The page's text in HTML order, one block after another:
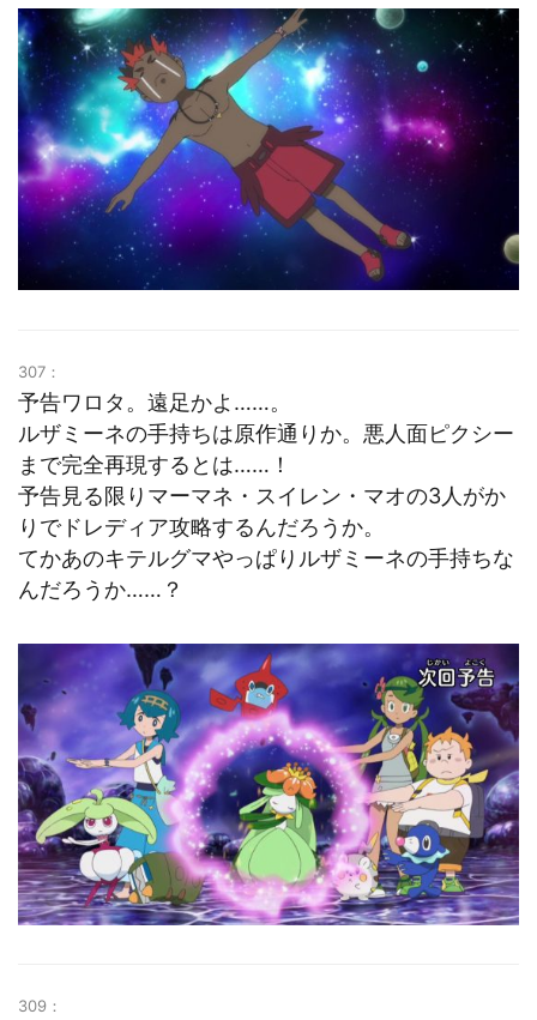
307：
予告ワロタ。遠足かよ……。
ルザミーネの手持ちは原作通りか。悪人面ピクシー
まで完全再現するとは……！
予告見る限りマーマネ・スイレン・マオの3人がか
りでドレディア攻略するんだろうか。
てかあのキテルグマやっぱりルザミーネの手持ちな
んだろうか……？
309：